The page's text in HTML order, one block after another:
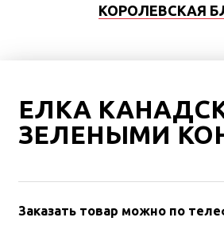
КОРОЛЕВСКАЯ
ЕЛКА
ЗЕЛЕНЫМИ
Заказать товар можно по